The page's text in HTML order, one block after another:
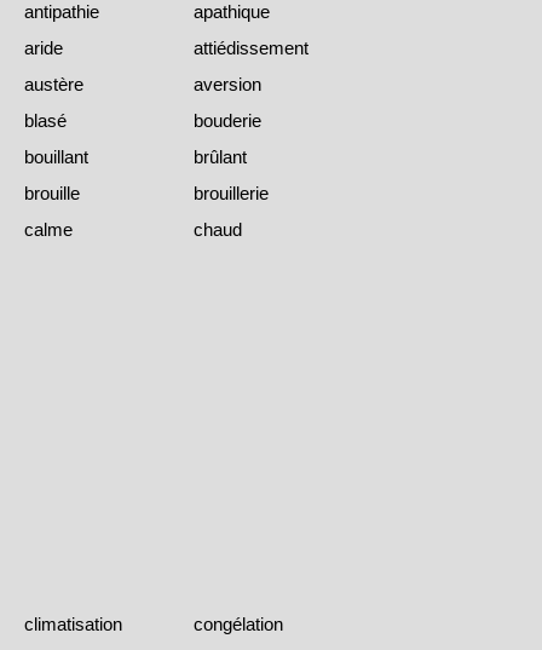
antipathie
apathique
aride
attiédissement
austère
aversion
blasé
bouderie
bouillant
brûlant
brouille
brouillerie
calme
chaud
climatisation
congélation